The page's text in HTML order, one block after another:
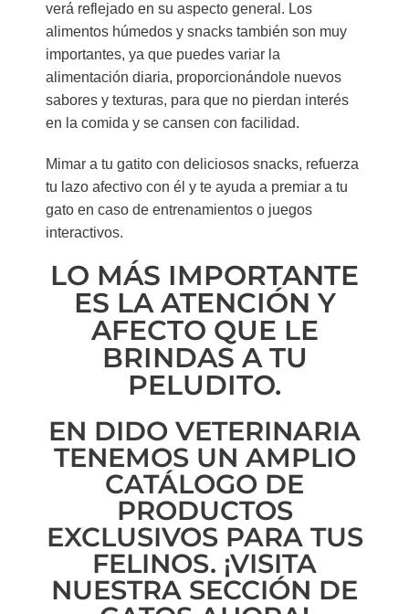
verá reflejado en su aspecto general. Los
alimentos húmedos y snacks también son muy
importantes, ya que puedes variar la
alimentación diaria, proporcionándole nuevos
sabores y texturas, para que no pierdan interés
en la comida y se cansen con facilidad.
Mimar a tu gatito con deliciosos snacks, refuerza
tu lazo afectivo con él y te ayuda a premiar a tu
gato en caso de entrenamientos o juegos
interactivos.
LO MÁS IMPORTANTE
ES LA ATENCIÓN Y
AFECTO QUE LE
BRINDAS A TU
PELUDITO.
EN DIDO VETERINARIA
TENEMOS UN AMPLIO
CATÁLOGO DE
PRODUCTOS
EXCLUSIVOS PARA TUS
FELINOS. ¡VISITA
NUESTRA SECCIÓN DE